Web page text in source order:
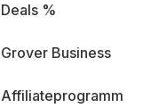
Deals %
Grover Business
Affiliateprogramm